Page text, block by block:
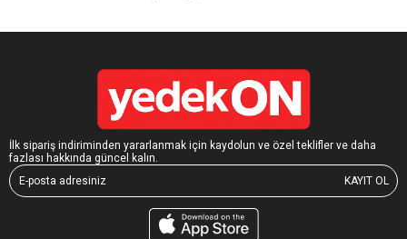
İlk sipariş indiriminden yararlanmak için kaydolun ve özel teklifler ve daha
fazlası hakkında güncel kalın.
KAYIT OL